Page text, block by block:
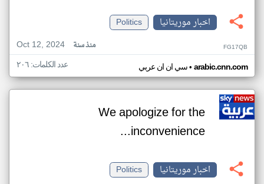
اخبار موريتانيا
Politics
Oct 12, 2024
منذ سنة FG17QB
سي ان ان عربي• arabic.cnn.com عدد الكلمات: ٢٠٦
We apologize for the
inconvenience...
اخبار موريتانيا
Politics